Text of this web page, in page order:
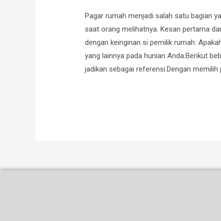
Pagar rumah menjadi salah satu bagian
saat orang melihatnya. Kesan pertama
dengan keinginan si pemilik rumah.
yang lainnya pada hunian Anda.Berikut
jadikan sebagai referensi.Dengan memilih